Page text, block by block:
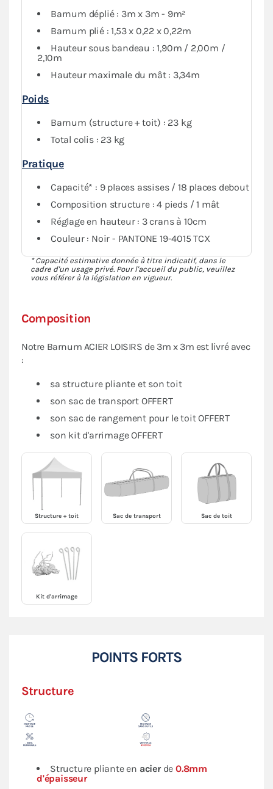
protégé du soleil ou de la pluie.
Composition
Notre Barnum ACIER LOISIRS de 3m x 3m est livré avec
:
sa structure pliante et son toit
son sac de transport OFFERT
son sac de rangement pour le toit OFFERT
son kit d'arrimage OFFERT
Structure + toit Sac de transport Sac de toit
Kit d'arrimage
Barnum déplié : 3m x 3m - 9m²
Barnum plié : 1,53 x 0,22 x 0,22m
Hauteur sous bandeau : 1,90m / 2,00m /
2,10m
Hauteur maximale du mât : 3,34m
Poids
Barnum (structure + toit) : 23 kg
Total colis : 23 kg
Pratique
Capacité* : 9 places assises / 18 places debout
Composition structure : 4 pieds / 1 mât
Réglage en hauteur : 3 crans à 10cm
Couleur : Noir - PANTONE 19-4015 TCX
* Capacité estimative donnée à titre indicatif, dans le
cadre d'un usage privé. Pour l'accueil du public, veuillez
vous référer à la législation en vigueur.
POINTS FORTS
Structure
Structure pliante en acier de0.8mm
d'épaisseur